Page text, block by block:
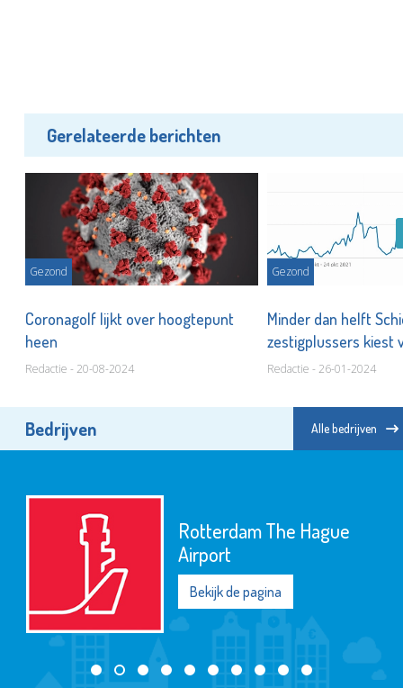
Gerelateerde berichten
Gezond
Coronagolf lijkt over hoogtepunt
heen
Redactie - 20-08-2024
Gezond
Minder dan helft
zestigplussers kiest
Redactie - 26-01-2024
Bedrijven Alle bedrijven
Rotterdam The Hague
Airport
Bekijk de pagina